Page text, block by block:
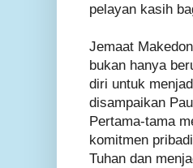
pelayan kasih
Jemaat
bukan hanya
diri untuk
disampaikan
Pertama-tama
komitmen
Tuhan dan